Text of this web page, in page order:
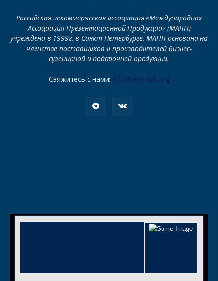
Российская некоммерческая ассоциация «Международная
Ассоциация Презентационной Продукции» (МАПП)
учреждена в 1999г. в Санкт-Петербурге. МАПП основана на
членстве поставщиков и производителей бизнес-
сувенирной и подарочной продукции.
Свяжитесь с нами: info@iapp-spb.org